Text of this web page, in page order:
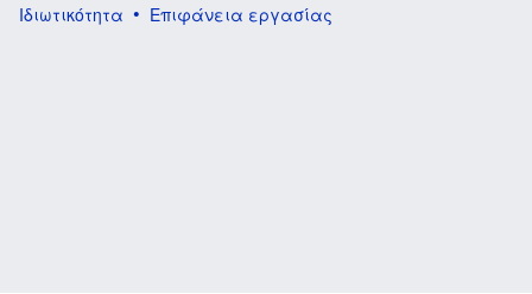
Ιδιωτικότητα
Επιφάνεια εργασίας